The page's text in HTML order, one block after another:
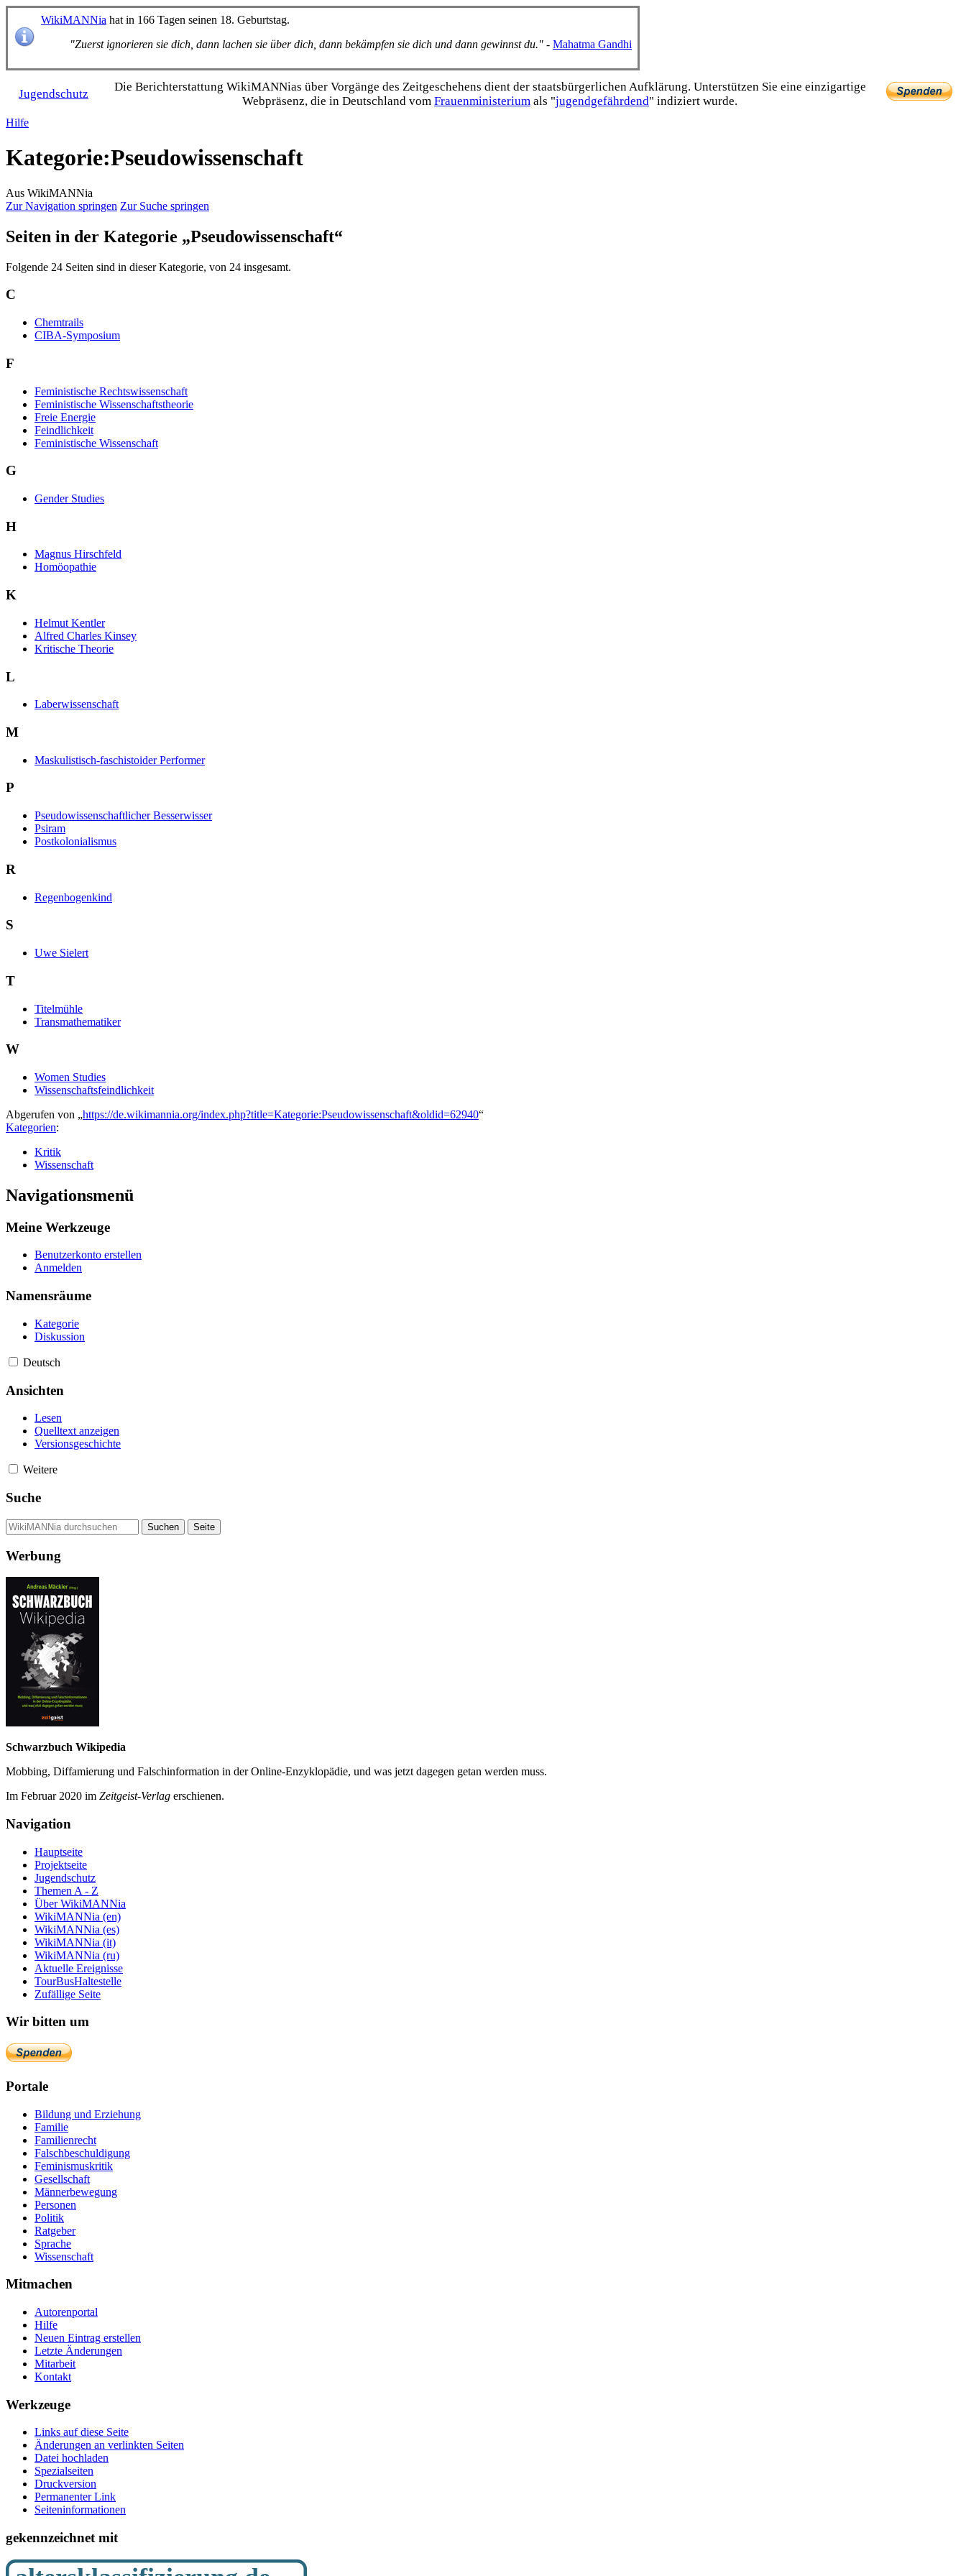
WikiMANNia hat in 166 Tagen seinen 18. Geburtstag.
"Zuerst ignorieren sie dich, dann lachen sie über dich, dann bekämpfen sie dich und dann gewinnst du." - Mahatma Gandhi
Jugendschutz
Die Bericht­erstattung WikiMANNias über Vorgänge des Zeitgeschehens dient der staats­bürgerlichen Aufklärung. Unterstützen Sie eine einzig­artige
Webpräsenz, die in Deutschland vom Frauen­ministerium als "jugend­gefährdend" indiziert wurde.
Hilfe
Kategorie:Pseudowissenschaft
Aus WikiMANNia
Zur Navigation springen Zur Suche springen
Seiten in der Kategorie „Pseudowissenschaft“
Folgende 24 Seiten sind in dieser Kategorie, von 24 insgesamt.
C
Chemtrails
CIBA-Symposium
F
Feministische Rechtswissenschaft
Feministische Wissenschaftstheorie
Freie Energie
Feindlichkeit
Feministische Wissenschaft
G
Gender Studies
H
Magnus Hirschfeld
Homöopathie
K
Helmut Kentler
Alfred Charles Kinsey
Kritische Theorie
L
Laberwissenschaft
M
Maskulistisch-faschistoider Performer
P
Pseudowissenschaftlicher Besserwisser
Psiram
Postkolonialismus
R
Regenbogenkind
S
Uwe Sielert
T
Titelmühle
Transmathematiker
W
Women Studies
Wissenschaftsfeindlichkeit
Abgerufen von „https://de.wikimannia.org/index.php?title=Kategorie:Pseudowissenschaft&oldid=62940“
Kategorien:
Kritik
Wissenschaft
Navigationsmenü
Meine Werkzeuge
Benutzerkonto erstellen
Anmelden
Namensräume
Kategorie
Diskussion
Deutsch
Ansichten
Lesen
Quelltext anzeigen
Versionsgeschichte
Weitere
Suche
Werbung
Schwarzbuch Wikipedia
Mobbing, Diffamierung und Falsch­information in der Online-Enzyklo­pädie, und was jetzt da­gegen getan werden muss.
Im Februar 2020 im Zeit­geist-Verlag erschienen.
Navigation
Hauptseite
Projektseite
Jugendschutz
Themen A - Z
Über WikiMANNia
WikiMANNia (en)
WikiMANNia (es)
WikiMANNia (it)
WikiMANNia (ru)
Aktuelle Ereignisse
TourBusHaltestelle
Zufällige Seite
Wir bitten um
Portale
Bildung und Erziehung
Familie
Familienrecht
Falschbeschuldigung
Feminismuskritik
Gesellschaft
Männerbewegung
Personen
Politik
Ratgeber
Sprache
Wissenschaft
Mitmachen
Autorenportal
Hilfe
Neuen Eintrag erstellen
Letzte Änderungen
Mitarbeit
Kontakt
Werkzeuge
Links auf diese Seite
Änderungen an verlinkten Seiten
Datei hochladen
Spezialseiten
Druckversion
Permanenter Link
Seiten­­informationen
gekennzeichnet mit